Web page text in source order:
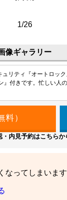
1/26
像ギャラリー
ュリティ『オートロッ
』付きです。忙しい人
・内見予約はこちらか
なってしまいます